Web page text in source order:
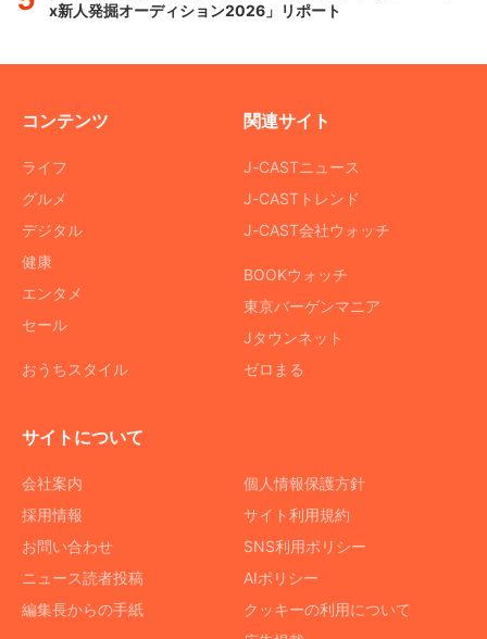
x新人発掘オーディション2026」リポート
コンテンツ
ライフ
グルメ
デジタル
健康
エンタメ
セール
おうちスタイル
関連サイト
J-CASTニュース
J-CASTトレンド
J-CAST会社ウォッチ
BOOKウォッチ
東京バーゲンマニア
Jタウンネット
ゼロまる
サイトについて
会社案内
採用情報
お問い合わせ
ニュース読者投稿
編集長からの手紙
個人情報保護方針
サイト利用規約
SNS利用ポリシー
AIポリシー
クッキーの利用について